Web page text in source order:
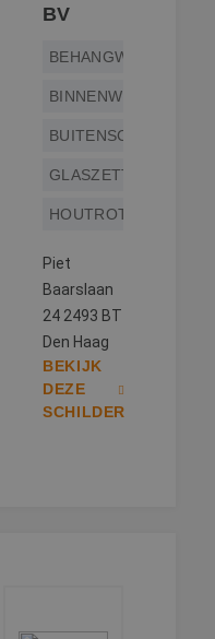
BV
BEHANGWERK
BINNENWERK
GLASZETTEN
HOUTROTREPARATIE
Piet
Baarslaan
24 2493 BT
Den Haag
BEKIJK
DEZE
SCHILDER